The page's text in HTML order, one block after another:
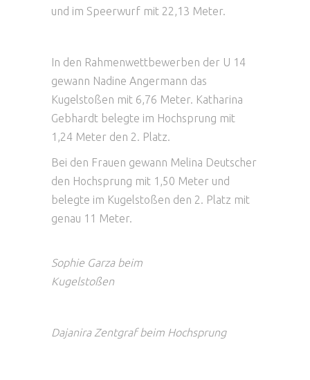
und im Speerwurf mit 22,13 Meter.
In den Rahmenwettbewerben der U 14
gewann Nadine Angermann das
Kugelstoßen mit 6,76 Meter. Katharina
Gebhardt belegte im Hochsprung mit
1,24 Meter den 2. Platz.
Bei den Frauen gewann Melina Deutscher
den Hochsprung mit 1,50 Meter und
belegte im Kugelstoßen den 2. Platz mit
genau 11 Meter.
Sophie Garza beim
Kugelstoßen
Dajanira Zentgraf beim Hochsprung